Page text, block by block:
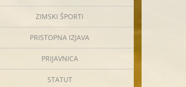
ZIMSKI ŠPORTI
PRISTOPNA IZJAVA
PRIJAVNICA
STATUT